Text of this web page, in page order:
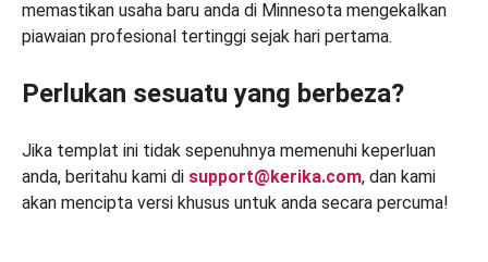
memastikan usaha baru anda di Minnesota mengekalkan
piawaian profesional tertinggi sejak hari pertama.
Perlukan sesuatu yang berbeza?
Jika templat ini tidak sepenuhnya memenuhi keperluan
anda, beritahu kami di support@kerika.com, dan kami
akan mencipta versi khusus untuk anda secara percuma!